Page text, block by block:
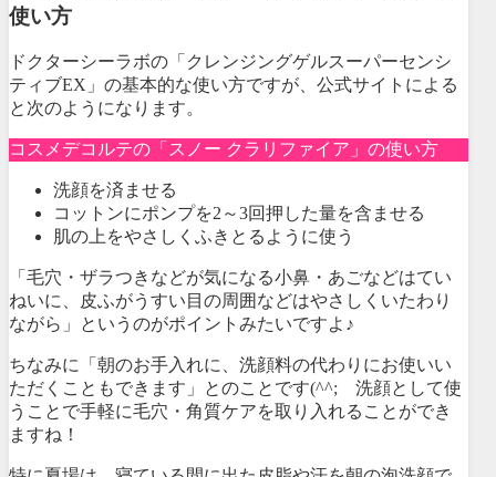
使い方
ドクターシーラボの「クレンジングゲルスーパーセンシ
ティブEX」の基本的な使い方ですが、公式サイトによる
と次のようになります。
コスメデコルテの「スノー クラリファイア」の使い方
洗顔を済ませる
コットンにポンプを2～3回押した量を含ませる
肌の上をやさしくふきとるように使う
「毛穴・ザラつきなどが気になる小鼻・あごなどはてい
ねいに、皮ふがうすい目の周囲などはやさしくいたわり
ながら」というのがポイントみたいですよ♪
ちなみに「朝のお手入れに、洗顔料の代わりにお使いい
ただくこともできます」とのことです(^^; 洗顔として使
うことで手軽に毛穴・角質ケアを取り入れることができ
ますね！